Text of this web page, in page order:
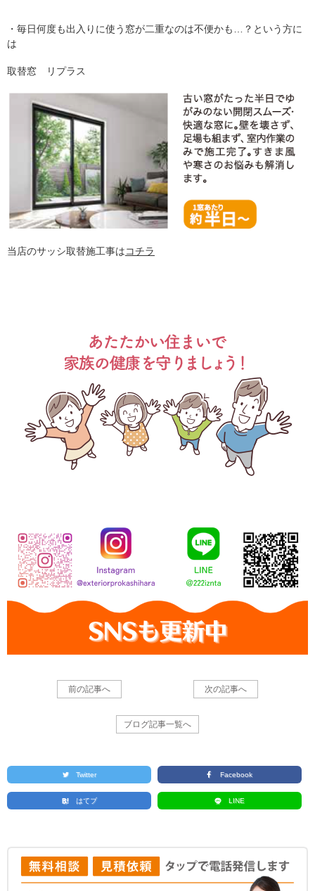
・毎日何度も出入りに使う窓が二重なのは不便かも…？という方に
は
取替窓 リプラス
当店のサッシ取替施工事はコチラ
ブログ記事一覧へ
前の記事へ 次の記事へ
Twitter Facebook
はてブ LINE